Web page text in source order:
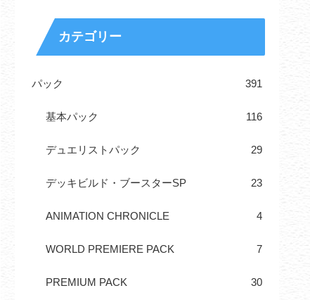
カテゴリー
パック 391
基本パック 116
デュエリストパック 29
デッキビルド・ブースターSP 23
ANIMATION CHRONICLE 4
WORLD PREMIERE PACK 7
PREMIUM PACK 30